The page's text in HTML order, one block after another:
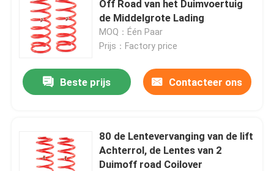
Regelbare Panhard-Bar
De Sluitingenlift van de bladlente
4x4 leidingsdemper
Off Road van het Duimvoertuig
de Middelgrote Lading
MOQ：Één Paar
Prijs：Factory price
Beste prijs Contacteer ons
80 de Lentevervanging van de lift
Achterrol, de Lentes van 2
Duimoff road Coilover